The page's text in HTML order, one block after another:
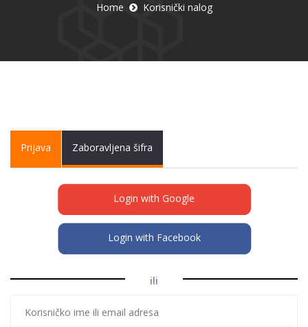
Home Korisnički nalog
Primary tabs
Prijava (activeZaboravljena šifra
Login with Google
Login with Facebook
ili